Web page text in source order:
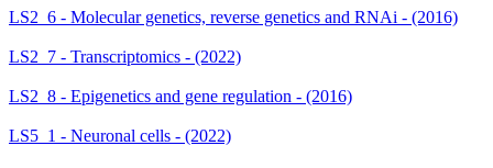
LS2_6 - Molecular genetics, reverse genetics and RNAi - (2016)
LS2_7 - Transcriptomics - (2022)
LS2_8 - Epigenetics and gene regulation - (2016)
LS5_1 - Neuronal cells - (2022)